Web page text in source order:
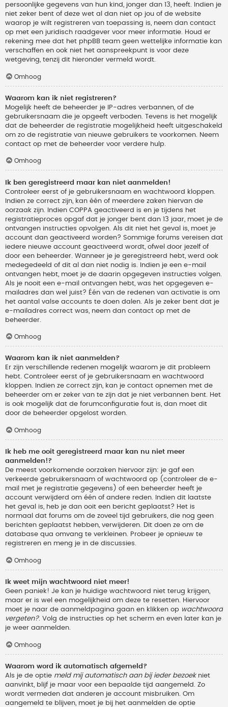
persoonlijke gegevens van hun kind, jonger dan 13, heeft. Indien je
niet zeker bent of deze wet al dan niet op jou of de website
waarop je wilt registreren van toepassing is, neem dan contact
op met een juridisch raadgever voor meer informatie. Houd er
rekening mee dat het phpBB team geen wettelijke informatie kan
verschaffen en ook niet het aanspreekpunt is voor deze
wetgeving, tenzij dit hieronder vermeld wordt.
Omhoog
Waarom kan ik niet registreren?
Mogelijk heeft de beheerder je IP-adres verbannen, of de
gebruikersnaam die je opgeeft verboden. Tevens is het mogelijk
dat de beheerder de registratie mogelijkheid heeft uitgeschakeld
om zo de registratie van nieuwe gebruikers te voorkomen. Neem
contact op met de beheerder voor verdere hulp.
Omhoog
Ik ben geregistreerd maar kan niet aanmelden!
Controleer eerst of je gebruikersnaam en wachtwoord kloppen.
Indien ze correct zijn, kan één of meerdere zaken hiervan de
oorzaak zijn. Indien COPPA geactiveerd is en je tijdens het
registratieproces opgaf dat je jonger bent dan 13 jaar, moet je de
ontvangen instructies opvolgen. Als dit niet het geval is, moet je
account dan geactiveerd worden? Sommige forums vereisen dat
iedere nieuwe account geactiveerd wordt, ofwel door jezelf of
door een beheerder. Wanneer je je geregistreerd hebt, werd ook
medegedeeld of dit al dan niet nodig is. Indien je een e-mail
ontvangen hebt, moet je de daarin opgegeven instructies volgen.
Als je nooit een e-mail ontvangen hebt, was het opgegeven e-
mailadres dan wel juist? Één van de redenen van activatie is om
het aantal valse accounts te doen dalen. Als je zeker bent dat je
e-mailadres correct was, neem dan contact op met de
beheerder.
Omhoog
Waarom kan ik niet aanmelden?
Er zijn verschillende redenen mogelijk waarom je dit probleem
hebt. Controleer eerst of je gebruikersnaam en wachtwoord
kloppen. Indien ze correct zijn, kan je contact opnemen met de
beheerder om er zeker van te zijn dat je niet verbannen bent. Het
is ook mogelijk dat de forumconfiguratie fout is, dan moet dit
door de beheerder opgelost worden.
Omhoog
Ik heb me ooit geregistreerd maar kan nu niet meer
aanmelden!?
De meest voorkomende oorzaken hiervoor zijn: je gaf een
verkeerde gebruikersnaam of wachtwoord op (controleer de e-
mail met je registratie gegevens) of een beheerder heeft je
account verwijderd om één of andere reden. Indien dit laatste
het geval is, heb je dan ooit een bericht geplaatst? Het is
normaal dat forums om de zoveel tijd gebruikers, die nog geen
berichten geplaatst hebben, verwijderen. Dit doen ze om de
database qua omvang te verkleinen. Probeer je opnieuw te
registreren en meng je in de discussies.
Omhoog
Ik weet mijn wachtwoord niet meer!
Geen paniek! Je kan je huidige wachtwoord niet terug krijgen,
maar er is wel een mogelijkheid om deze te resetten. Hiervoor
moet je naar de aanmeldpagina gaan en klikken op wachtwoord
vergeten?. Volg de instructies op het scherm en even later kan je
je weer aanmelden.
Omhoog
Waarom word ik automatisch afgemeld?
Als je de optie meld mij automatisch aan bij ieder bezoekniet
aanvinkt, blijf je maar voor een bepaalde tijd aangemeld. Zo
wordt vermeden dat anderen je account misbruiken. Om
aangemeld te blijven, moet je bij het aanmelden de optie